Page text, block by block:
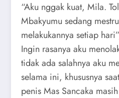
“Aku nggak kuat, Mila.
Mbakyumu sedang
melakukannya setiap
Ingin rasanya aku
tidak ada salahnya aku
selama ini, khususnya
penis Mas Sancaka